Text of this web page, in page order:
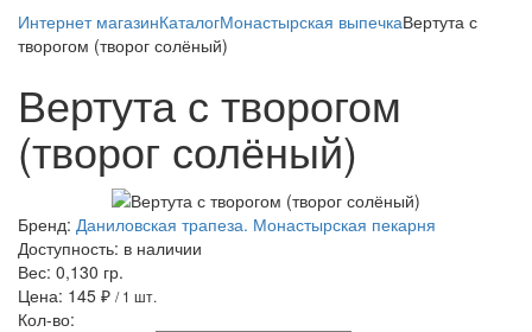
Интернет магазинКаталогМонастырская выпечкаВертута с
творогом (творог солёный)
Вертута с творогом
(творог солёный)
Бренд: Даниловская трапеза. Монастырская пекарня
Доступность: в наличии
Вес: 0,130 гр.
Цена: 145 ₽ / 1 шт.
Кол-во: